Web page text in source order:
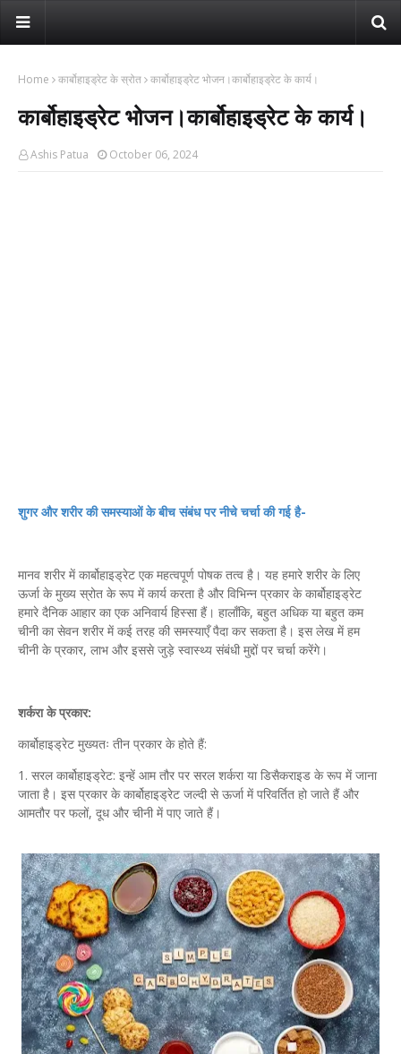
Home कार्बोहाइड्रेट के स्रोत कार्बोहाइड्रेट भोजन।कार्बोहाइड्रेट के कार्य।
कार्बोहाइड्रेट भोजन।कार्बोहाइड्रेट के कार्य।
Ashis Patua October 06, 2024
शुगर और शरीर की समस्याओं के बीच संबंध पर नीचे चर्चा की गई है-
मानव शरीर में कार्बोहाइड्रेट एक महत्वपूर्ण पोषक तत्व है। यह हमारे शरीर के लिए
ऊर्जा के मुख्य स्रोत के रूप में कार्य करता है और विभिन्न प्रकार के कार्बोहाइड्रेट
हमारे दैनिक आहार का एक अनिवार्य हिस्सा हैं। हालाँकि, बहुत अधिक या बहुत कम
चीनी का सेवन शरीर में कई तरह की समस्याएँ पैदा कर सकता है। इस लेख में हम
चीनी के प्रकार, लाभ और इससे जुड़े स्वास्थ्य संबंधी मुद्दों पर चर्चा करेंगे।
शर्करा के प्रकार:
कार्बोहाइड्रेट मुख्यतः तीन प्रकार के होते हैं:
1. सरल कार्बोहाइड्रेट: इन्हें आम तौर पर सरल शर्करा या डिसैकराइड के रूप में जाना
जाता है। इस प्रकार के कार्बोहाइड्रेट जल्दी से ऊर्जा में परिवर्तित हो जाते हैं और
आमतौर पर फलों, दूध और चीनी में पाए जाते हैं।